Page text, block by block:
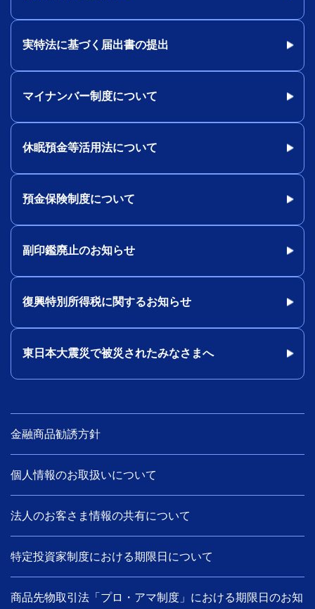
実特法に基づく届出書の提出
マイナンバー制度について
休眠預金等活用法について
預金保険制度について
副印鑑廃止のお知らせ
復興特別所得税に関するお知らせ
東日本大震災で被災されたみなさまへ
金融商品勧誘方針
個人情報のお取扱いについて
法人のお客さま情報の共有について
特定投資家制度における期限日について
商品先物取引法「プロ・アマ制度」における期限日のお知